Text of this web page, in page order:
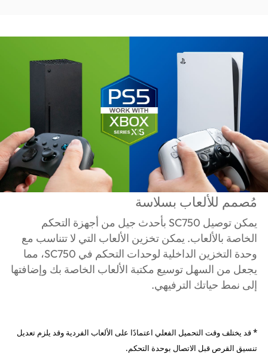
مُصمم للألعاب بسلاسة
يمكن توصيل SC750 بأحدث جيل من أجهزة التحكم
الخاصة بالألعاب. يمكن تخزين الألعاب التي لا تتناسب مع
وحدة التخزين الداخلية لوحدات التحكم في SC750، مما
يجعل من السهل توسيع مكتبة الألعاب الخاصة بك وإضافتها
إلى نمط حياتك الترفيهي.
* قد يختلف وقت التحميل الفعلي اعتمادًا على الألعاب الفردية وقد يلزم تعديل
تنسيق القرص قبل الاتصال بوحدة التحكم.